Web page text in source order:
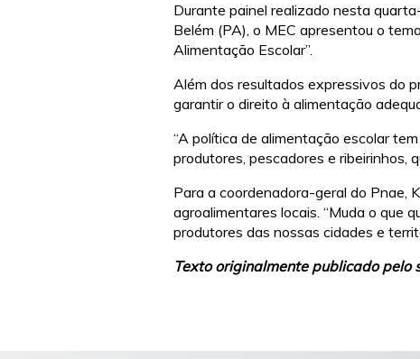
Durante painel realizado nesta
Belém (PA), o MEC apresentou o
Alimentação Escolar”.
Além dos resultados expressivos do
garantir o direito à alimentação
“A política de alimentação escolar
produtores, pescadores e ribeirinhos,
Para a coordenadora-geral do Pnae,
agroalimentares locais. “Muda o que
produtores das nossas cidades e
Texto originalmente publicado pelo